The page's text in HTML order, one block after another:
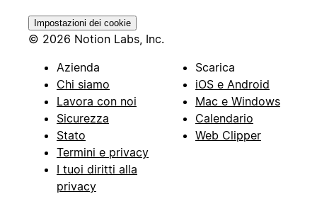
Impostazioni dei cookie
© 2026 Notion Labs, Inc.
Azienda
Chi siamo
Lavora con noi
Sicurezza
Stato
Termini e privacy
I tuoi diritti alla
privacy
Scarica
iOS e Android
Mac e Windows
Calendario
Web Clipper